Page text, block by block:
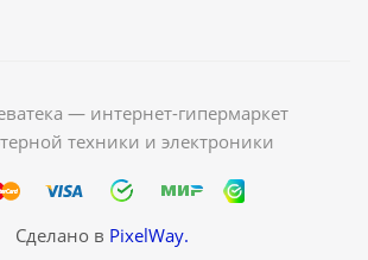
— интернет-гипермаркет
техники и электроники
Сделано в PixelWay.